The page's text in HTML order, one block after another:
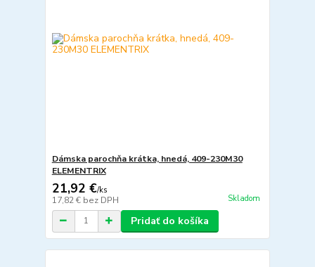
Dámska parochňa krátka, hnedá, 409-230M30
ELEMENTRIX
21,92 €/ks
17,82 € bez DPH Skladom
Pridať do košíka